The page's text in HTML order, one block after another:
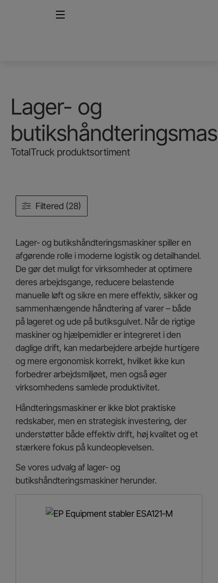
Lager- og
TotalTruck produktsortiment
Filtered (28)
Lager- og butikshåndteringsmaskiner spiller en
afgørende rolle i moderne logistik og detailhandel.
De gør det muligt for virksomheder at optimere
deres arbejdsgange, reducere belastende
manuelle løft og sikre en mere effektiv, sikker og
sammenhængende håndtering af varer – både
på lageret og ude på butiksgulvet. Når de rigtige
maskiner og hjælpemidler er integreret i den
daglige drift, kan medarbejdere arbejde hurtigere
og mere ergonomisk korrekt, hvilket ikke kun
forbedrer arbejdsmiljøet, men også øger
virksomhedens samlede produktivitet.
Håndteringsmaskiner er ikke blot praktiske
redskaber, men en strategisk investering, der
understøtter både effektiv drift, høj kvalitet og et
stærkere fokus på kundeoplevelsen.
Se vores udvalg af lager- og
butikshåndteringsmaskiner herunder.